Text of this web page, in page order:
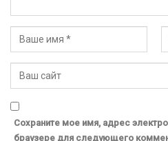
Сохраните мое имя, адрес
браузере для следующего